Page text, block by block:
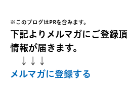
※このブログはPRを含みます。
下記よりメルマガにご登録
情報が届きます。
↓↓↓
メルマガに登録する